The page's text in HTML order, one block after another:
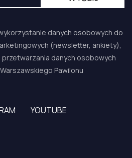
danych osobowych do
(newsletter, ankiety),
danych osobowych
Pawilonu
YOUTUBE